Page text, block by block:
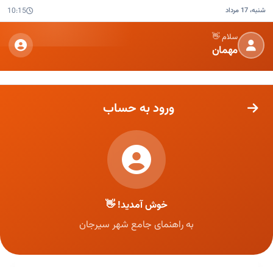
شنبه، 17 مرداد 10:15
سلام 👋
مهمان
ورود به حساب
خوش آمدید! 👋
به راهنمای جامع شهر سیرجان